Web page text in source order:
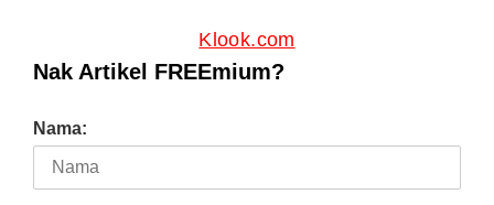
Klook.com
Nak Artikel FREEmium?
Nama: